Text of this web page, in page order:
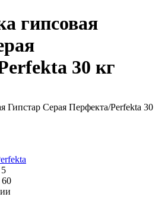
гипсовая
30 кг
5
60